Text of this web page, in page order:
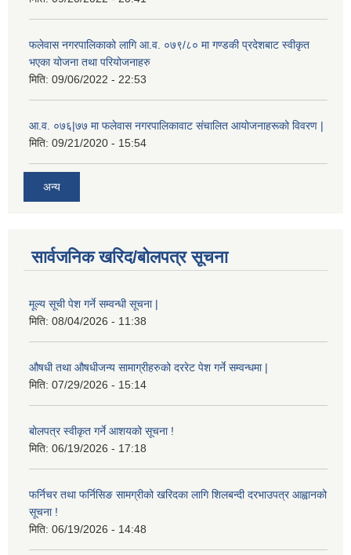
फलेवास नगरपालिकाको लागि आ.व. ०७९/८० मा गण्डकी प्रदेशबाट स्वीकृत
भएका योजना तथा परियोजनाहरु
मिति: 09/06/2022 - 22:53
आ.व. ०७६|७७ मा फलेवास नगरपालिकावाट संचालित आयोजनाहरूको विवरण |
मिति: 09/21/2020 - 15:54
अन्य
सार्वजनिक खरिद/बोलपत्र सूचना
मूल्य सूची पेश गर्ने सम्वन्धी सूचना |
मिति: 08/04/2026 - 11:38
औषधी तथा औषधीजन्य सामाग्रीहरुको दररेट पेश गर्ने सम्वन्धमा |
मिति: 07/29/2026 - 15:14
बोलपत्र स्वीकृत गर्ने आशयको सूचना !
मिति: 06/19/2026 - 17:18
फर्निचर तथा फर्निसिङ सामग्रीको खरिदका लागि शिलबन्दी दरभाउपत्र आह्वानको
सूचना !
मिति: 06/19/2026 - 14:48